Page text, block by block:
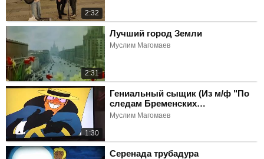
2:32
2:31
Лучший город Земли
Муслим Магомаев
1:30
Гениальный сыщик (Из м/ф "По
следам Бременских
музыкантов")
Муслим Магомаев
Серенада трубадура